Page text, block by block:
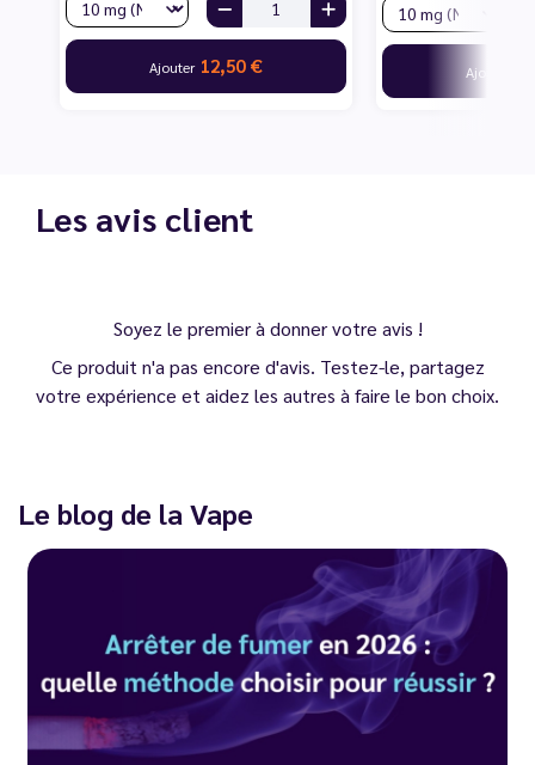
Ajouter 12,50 € Ajouter
Les avis client
Soyez le premier à donner votre avis !
Ce produit n'a pas encore d'avis. Testez-le, partagez
votre expérience et aidez les autres à faire le bon choix.
Le blog de la Vape